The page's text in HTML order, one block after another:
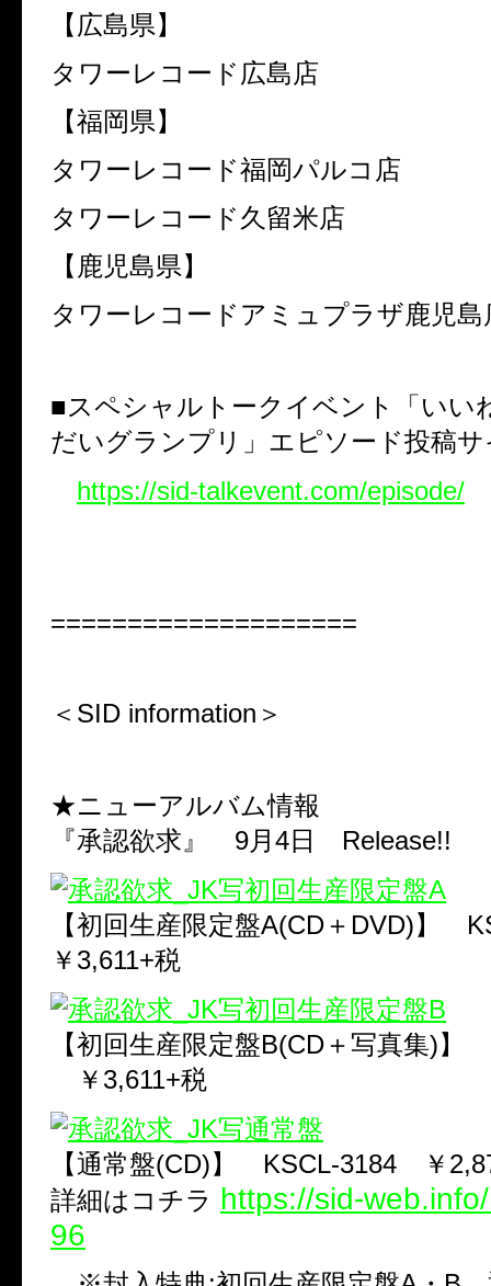
【広島県】
タワーレコード広島店
【福岡県】
タワーレコード福岡パルコ店
タワーレコード久留米店
【鹿児島県】
タワーレコードアミュプラザ鹿児島
■スペシャルトークイベント「いい
だいグランプリ」エピソード投稿
https://sid-talkevent.com/episode/
====================
＜SID information＞
★ニューアルバム情報
『承認欲求』 9月4日 Release!!
【初回生産限定盤A(CD＋DVD)】
￥3,611+税
【初回生産限定盤B(CD＋写真集)】
￥3,611+税
【通常盤(CD)】 KSCL-3184 ￥
詳細はコチラ https://sid-
96